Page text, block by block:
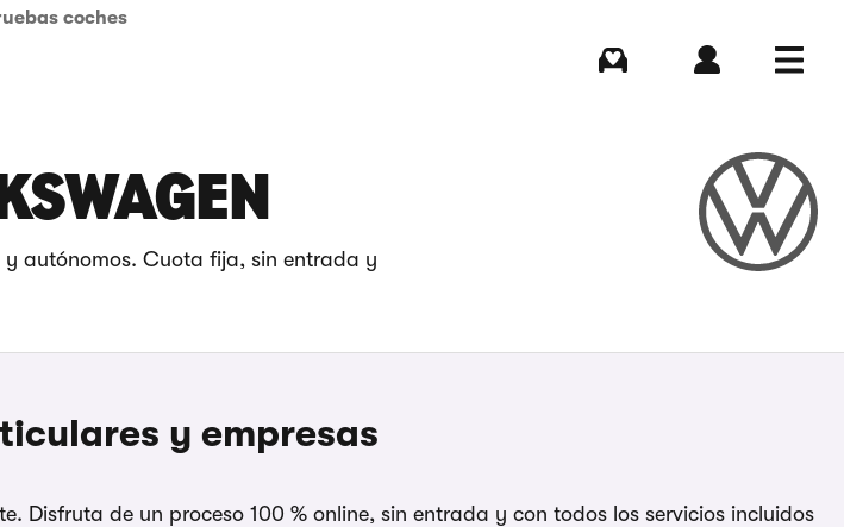
coches
y autónomos. Cuota fija, sin entrada y
y empresas
Disfruta de un proceso 100 % online, sin entrada y con todos los servicios incluidos